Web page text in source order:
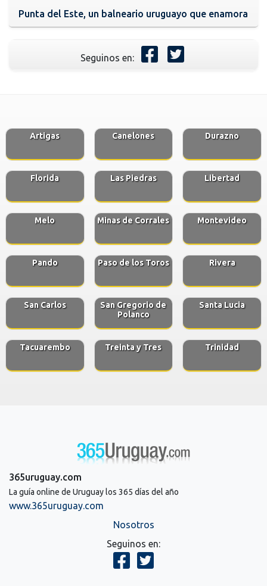
Punta del Este, un balneario uruguayo que enamora
Seguinos en:
Artigas Canelones Durazno
Florida Las Piedras Libertad
Melo Minas de Corrales Montevideo
Pando Paso de los Toros Rivera
San Carlos
San Gregorio de
Polanco
Santa Lucia
Tacuarembo Treinta y Tres Trinidad
365uruguay.com
La guía online de Uruguay los 365 días del año
www.365uruguay.com
Nosotros
Seguinos en: